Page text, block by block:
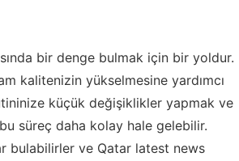
bir denge bulmak için bir yoldur.
kalitenizin yükselmesine yardımcı
küçük değişiklikler yapmak ve
süreç daha kolay hale gelebilir.
bulabilirler ve Qatar latest news